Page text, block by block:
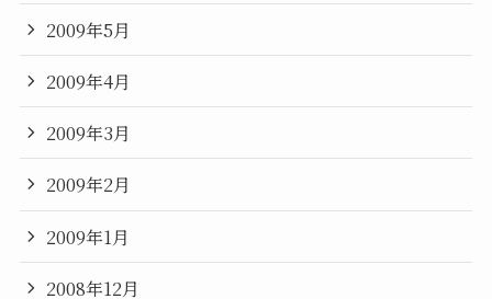
2009年5月
2009年4月
2009年3月
2009年2月
2009年1月
2008年12月